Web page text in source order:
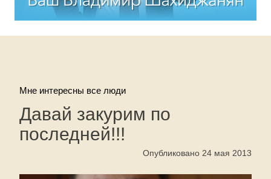
Мне интересны все люди
Давай закурим по
последней!!!
Опубликовано 24 мая 2013